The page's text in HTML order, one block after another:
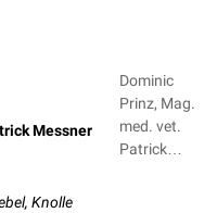
Messner
Dominic
Prinz, Mag.
med. vet.
Patrick
Knolle